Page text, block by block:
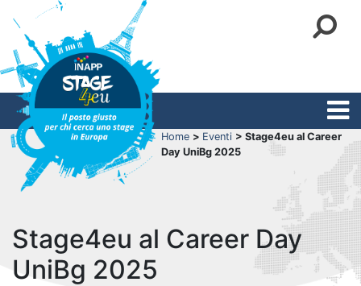
Home > Eventi > Stage4eu al Career
Day UniBg 2025
Stage4eu al Career Day
UniBg 2025